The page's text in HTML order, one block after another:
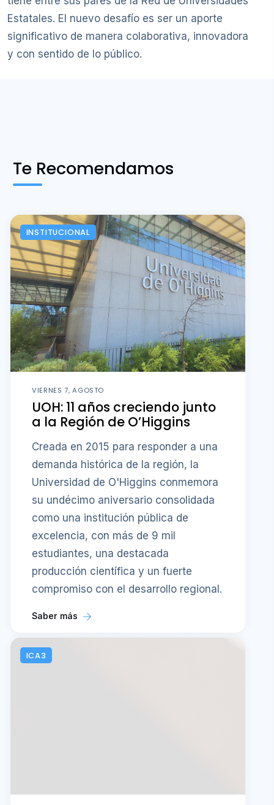
Estatales. El nuevo desafío es ser un aporte
significativo de manera colaborativa, innovadora
y con sentido de lo público.
Te Recomendamos
INSTITUCIONAL
VIERNES 7, AGOSTO
UOH: 11 años creciendo junto
a la Región de O’Higgins
Creada en 2015 para responder a una
demanda histórica de la región, la
Universidad de O'Higgins conmemora
su undécimo aniversario consolidada
como una institución pública de
excelencia, con más de 9 mil
estudiantes, una destacada
producción científica y un fuerte
compromiso con el desarrollo regional.
Saber más
ICA3